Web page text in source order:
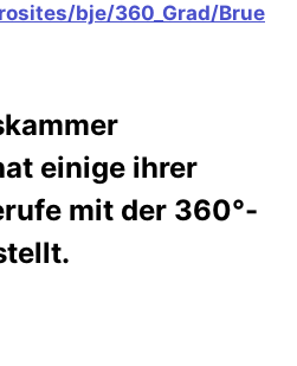
bje/360_Grad/Brue
einige ihrer
mit der 360°-